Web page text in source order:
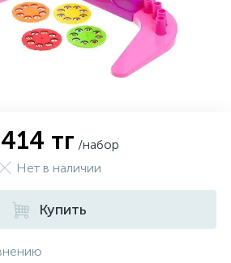
тг /набор
Нет в наличии
Купить